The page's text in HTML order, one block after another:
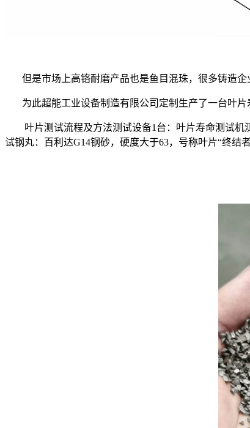
但是市场上高铬耐磨产品也是鱼目混珠，很多铸造企
为此超能工业设备制造有限公司定制生产了一台叶
叶片测试流程及方法测试设备1台：叶片寿命测试
试钢丸：百利达G14钢砂，硬度大于63，号称叶片“终